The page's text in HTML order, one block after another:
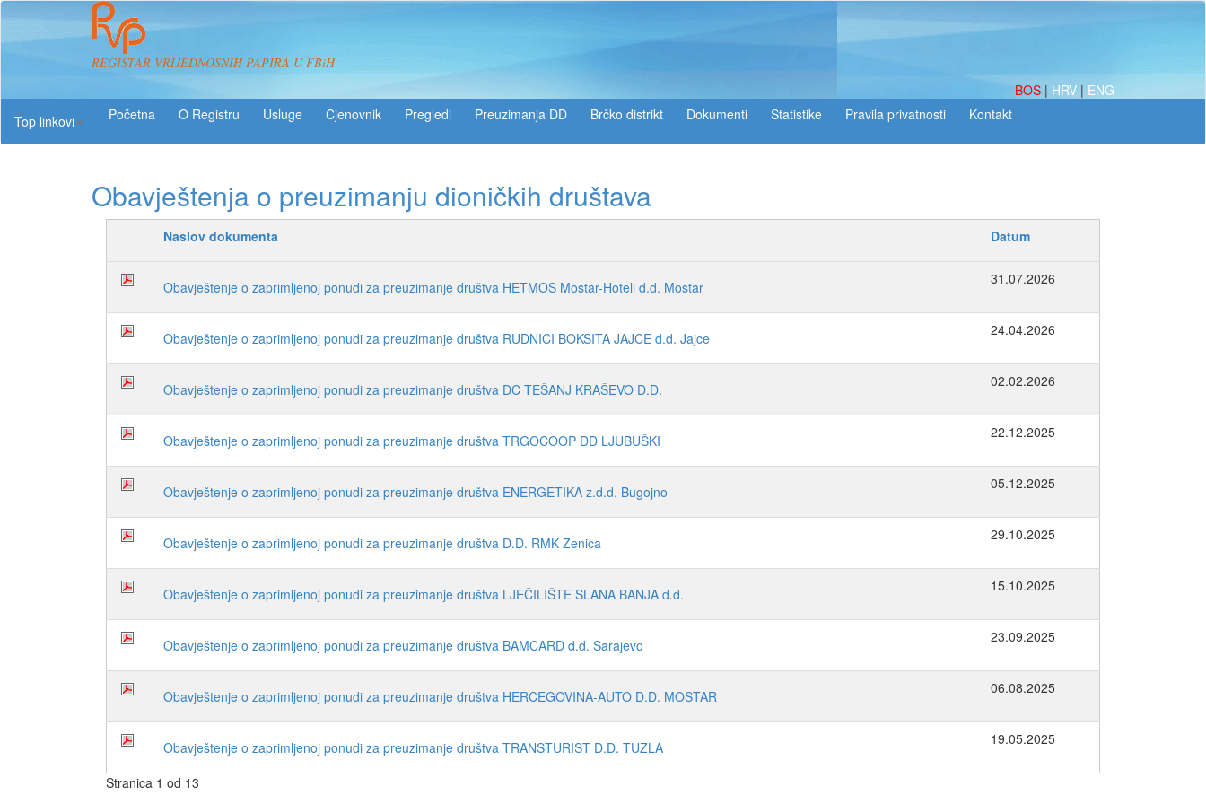
REGISTAR VRIJEDNOSNIH PAPIRA U FBiH
BOS | HRV | ENG
Top linkovi
O Registru Usluge Pregledi Preuzimanja DD Brčko distrikt Dokumenti Statistike
Obavještenja o preuzimanju dioničkih društava
Naslov dokumenta Datum
Obavještenje o zaprimljenoj ponudi za preuzimanje društva HETMOS Mostar-Hoteli d.d. Mostar 31.07.2026
Obavještenje o zaprimljenoj ponudi za preuzimanje društva RUDNICI BOKSITA JAJCE d.d. Jajce 24.04.2026
Obavještenje o zaprimljenoj ponudi za preuzimanje društva DC TEŠANJ KRAŠEVO D.D. 02.02.2026
Obavještenje o zaprimljenoj ponudi za preuzimanje društva TRGOCOOP DD LJUBUŠKI 22.12.2025
Obavještenje o zaprimljenoj ponudi za preuzimanje društva ENERGETIKA z.d.d. Bugojno 05.12.2025
Obavještenje o zaprimljenoj ponudi za preuzimanje društva D.D. RMK Zenica 29.10.2025
Obavještenje o zaprimljenoj ponudi za preuzimanje društva LJEČILIŠTE SLANA BANJA d.d. 15.10.2025
Obavještenje o zaprimljenoj ponudi za preuzimanje društva BAMCARD d.d. Sarajevo 23.09.2025
Obavještenje o zaprimljenoj ponudi za preuzimanje društva HERCEGOVINA-AUTO D.D. MOSTAR 06.08.2025
Obavještenje o zaprimljenoj ponudi za preuzimanje društva TRANSTURIST D.D. TUZLA 19.05.2025
Stranica 1 od 13